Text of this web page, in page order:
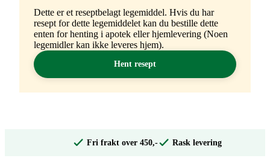
Dette er et reseptbelagt legemiddel. Hvis du har
resept for dette legemiddelet kan du bestille dette
enten for henting i apotek eller hjemlevering (Noen
legemidler kan ikke leveres hjem).
Hent resept
Fri frakt over 450,- Rask levering